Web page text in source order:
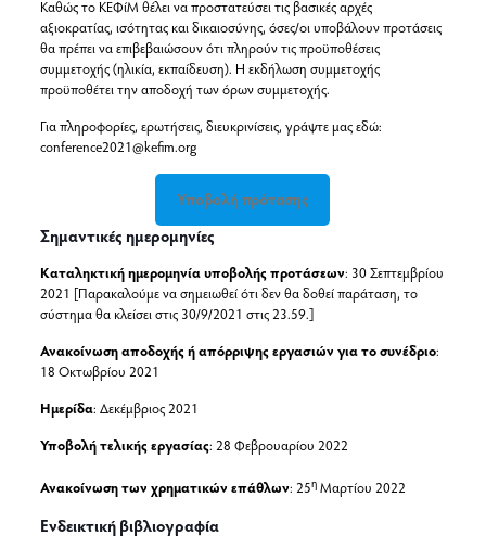
Καθώς το ΚΕΦίΜ θέλει να προστατεύσει τις βασικές αρχές
αξιοκρατίας, ισότητας και δικαιοσύνης, όσες/οι υποβάλουν προτάσεις
θα πρέπει να επιβεβαιώσουν ότι πληρούν τις προϋποθέσεις
συμμετοχής (ηλικία, εκπαίδευση). Η εκδήλωση συμμετοχής
προϋποθέτει την αποδοχή των όρων συμμετοχής.
Για πληροφορίες, ερωτήσεις, διευκρινίσεις, γράψτε μας εδώ:
conference2021@kefim.org
Υποβολή πρότασης
Σημαντικές ημερομηνίες
Καταληκτική ημερομηνία υποβολής προτάσεων: 30 Σεπτεμβρίου
2021 [Παρακαλούμε να σημειωθεί ότι δεν θα δοθεί παράταση, το
σύστημα θα κλείσει στις 30/9/2021 στις 23.59.]
Ανακοίνωση αποδοχής ή απόρριψης εργασιών για το συνέδριο:
18 Οκτωβρίου 2021
Ημερίδα: Δεκέμβριος 2021
Υποβολή τελικής εργασίας: 28 Φεβρουαρίου 2022
Ανακοίνωση των χρηματικών επάθλων: 25ηΜαρτίου 2022
Ενδεικτική βιβλιογραφία